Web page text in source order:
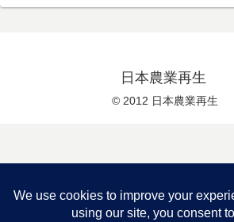
日本農業再生
© 2012 日本農業再生